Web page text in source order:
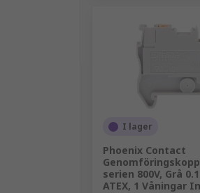
I lager
Phoenix Contact
serien 800V, Grå
ATEX, 1 Våningar